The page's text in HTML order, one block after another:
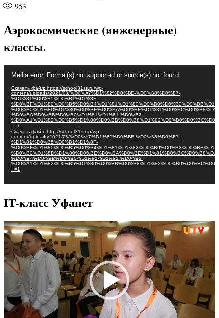
953
Аэрокосмические (инженерные)
классы.
Видеоплеер
Media error: Format(s) not supported or source(s) not found
Скачать файл: https://school31str.ru/wp-
content/uploads/2021/03/%D0%A7%D1%82%D0%BE-%D0%B8%D0%B7-
%D1%81%D0%B5%D0%B1%D1%8F-
%D0%BA%D0%BB%D0%B0%D1%81%D1%81-%D0%B2-
_=1
Скачать файл: http://school31str.ru/wp-
content/uploads/2021/03/%D0%A7%D1%82%D0%BE-%D0%B8%D0%B7-
%D1%81%D0%B5%D0%B1%D1%8F-
%D0%BA%D0%BB%D0%B0%D1%81%D1%81-%D0%B2-
_=1
IT-класс Уфанет
Видеоплеер